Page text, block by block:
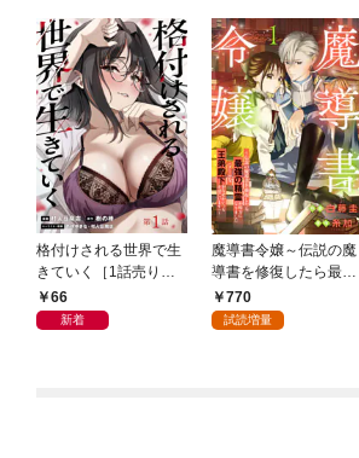
格付けされる世界で生
きていく［1話売り］
第1話
66
新着
魔導書令嬢～伝説の魔
導書を修復したら最強
の精霊が味方になりま
した（クールな王弟殿
770
試読増量